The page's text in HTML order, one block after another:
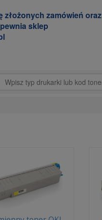
złożonych zamówień oraz
sklep
Wyszukaj